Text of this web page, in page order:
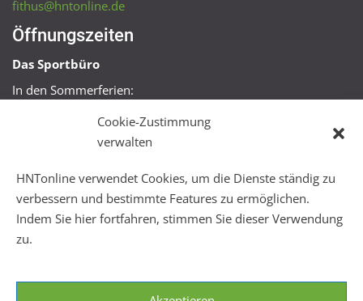
Cookie-Zustimmung
verwalten
HNTonline verwendet Cookies, um die Dienste ständig zu
verbessern und bestimmte Features zu ermöglichen.
Indem Sie hier fortfahren, stimmen Sie dieser Verwendung
zu.
fithus@hntonline.de
Öffnungszeiten
Das Sportbüro
In den Sommerferien:
Mo + Mi 16:00 – 18:00 Uhr
Mo – Fr 08:00 – 22:00 Uhr
Sa + So 10:00 – 18:00 Uhr